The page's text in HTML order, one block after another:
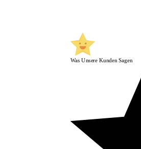
Was Unsere Kunden Sagen